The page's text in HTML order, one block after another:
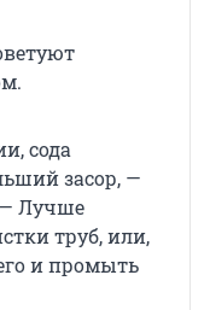
сода
засор, —
— Лучше
труб, или,
и промыть